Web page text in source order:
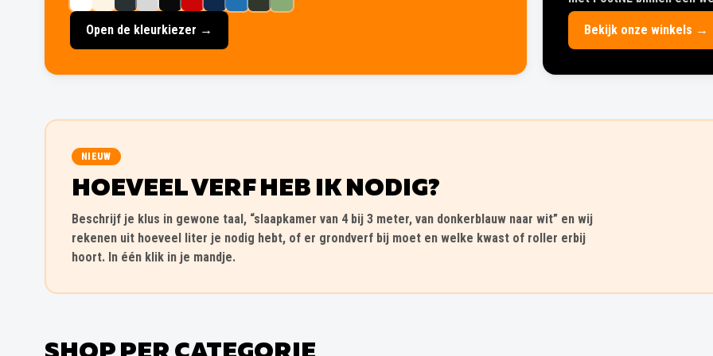
Open de kleurkiezer → Bekijk onze winkels →
NIEUW
HOEVEEL VERF HEB IK NODIG?
Beschrijf je klus in gewone taal, “slaapkamer van 4 bij 3 meter, van donkerblauw naar wit” en wij
rekenen uit hoeveel liter je nodig hebt, of er grondverf bij moet en welke kwast of roller erbij
hoort. In één klik in je mandje.